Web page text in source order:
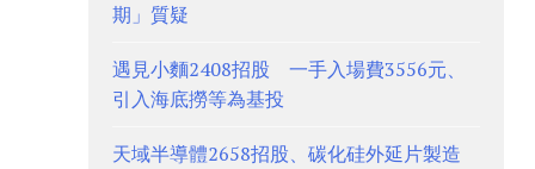
期」質疑
遇見小麵2408招股 一手入場費3556元、
引入海底撈等為基投
天域半導體2658招股、碳化硅外延片製造